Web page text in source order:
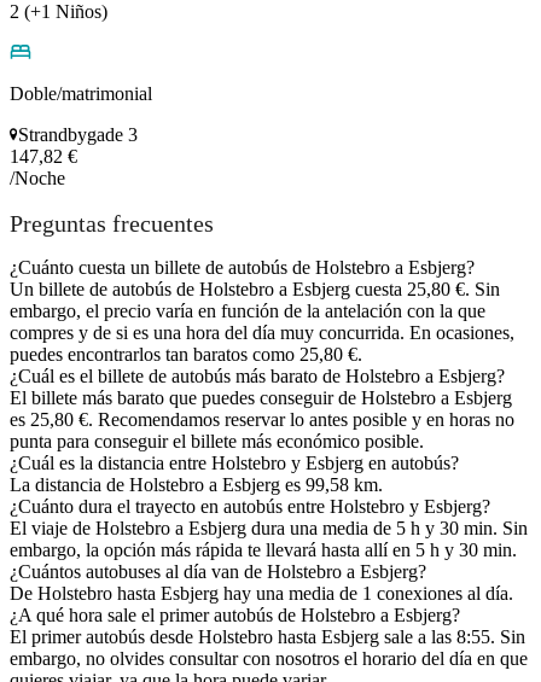
2 (+1 Niños)
Doble/matrimonial
Strandbygade 3
147,82 €
/Noche
Preguntas frecuentes
¿Cuánto cuesta un billete de autobús de Holstebro a Esbjerg?
Un billete de autobús de Holstebro a Esbjerg cuesta 25,80 €. Sin
embargo, el precio varía en función de la antelación con la que
compres y de si es una hora del día muy concurrida. En ocasiones,
puedes encontrarlos tan baratos como 25,80 €.
¿Cuál es el billete de autobús más barato de Holstebro a Esbjerg?
El billete más barato que puedes conseguir de Holstebro a Esbjerg
es 25,80 €. Recomendamos reservar lo antes posible y en horas no
punta para conseguir el billete más económico posible.
¿Cuál es la distancia entre Holstebro y Esbjerg en autobús?
La distancia de Holstebro a Esbjerg es 99,58 km.
¿Cuánto dura el trayecto en autobús entre Holstebro y Esbjerg?
El viaje de Holstebro a Esbjerg dura una media de 5 h y 30 min. Sin
embargo, la opción más rápida te llevará hasta allí en 5 h y 30 min.
¿Cuántos autobuses al día van de Holstebro a Esbjerg?
De Holstebro hasta Esbjerg hay una media de 1 conexiones al día.
¿A qué hora sale el primer autobús de Holstebro a Esbjerg?
El primer autobús desde Holstebro hasta Esbjerg sale a las 8:55. Sin
embargo, no olvides consultar con nosotros el horario del día en que